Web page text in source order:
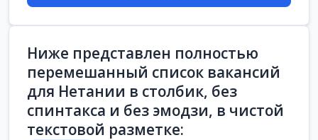
Ниже представлен полностью
перемешанный список вакансий
для Нетании в столбик, без
спинтакса и без эмодзи, в чистой
текстовой разметке: